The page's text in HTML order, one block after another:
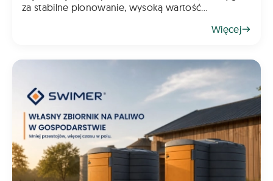
za stabilne plonowanie, wysoką wartość
jako świetnego przedplonu. Aby jednak rzepak
Więcej